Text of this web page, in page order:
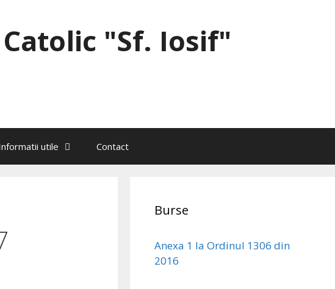
"Sf. Iosif"
utile Contact
Burse
Anexa 1 la Ordinul 1306 din
2016